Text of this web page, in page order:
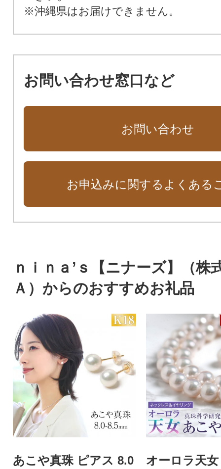
※沖縄県はお届けできません。
お問い合わせ窓口など
お問い合わせ
お申込みに関するよくある
ｎｉｎａ’ｓ【ニナーズ】（株
Ａ）からのおすすめお礼品
あこや真珠 ピアス 8.0
オーロラ天